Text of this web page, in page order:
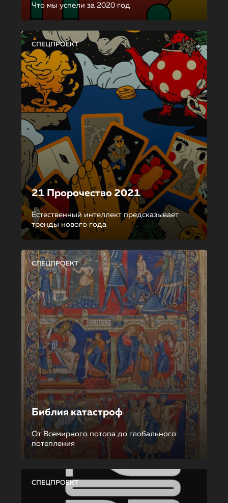
Что мы успели за 2020 год
СПЕЦПРОЕКТ
21 Пророчество 2021
Естественный интеллект предсказывает
тренды нового года
СПЕЦПРОЕКТ
Библия катастроф
От Всемирного потопа до глобального
потепления
СПЕЦПРОЕКТ